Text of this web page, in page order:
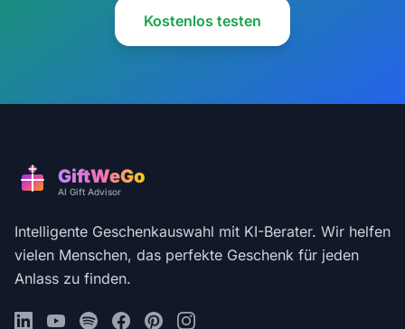
Kostenlos testen
GiftWeGo
AI Gift Advisor
Intelligente Geschenkauswahl mit KI-Berater. Wir helfen
vielen Menschen, das perfekte Geschenk für jeden
Anlass zu finden.